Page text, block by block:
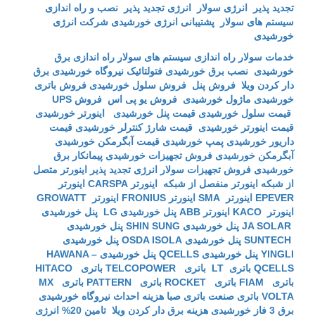
تجدید پذیر
انرژی سولار انرژی تجدید پذیر
نصب و راه اندازی
سیستم های سولار
پشتیبانی انرژی خورشیدی شرکت انرژی
خورشیدی
خدمات سولار راه اندازی سیستم های سولار راه اندازی برق
خورشیدی نصب برق خورشیدی فتولتائیک نیروگاه خورشیدی برق
دار کردن ویلا فروش پنل فروش سلول خورشیدی فروش باتری
خورشیدی ماژول خورشیدی فروش یو پی اس فروش UPS
قیمت سلول خورشیدی قیمت پنل خورشیدی
اینورتر خورشیدی
قیمت اینورتر خورشیدی قیمت شارژ کنترلر خورشیدی قیمت
داریور خورشیدی پمپ خورشیدی قیمت آبگرمکن خورشیدی
آبگرمکن خورشیدی فروش تجهیزات خورشیدی پیمانکار برق
خورشیدی فروش تجهیزات سولار انرژی تجدید پذیر
اینورتر متصل
از شبکه اینورتر منفصل از شبکه اینورتر CARSPA
اینورتر
EPEVER اینورتر SMA اینورتر FRONIUS
اینورتر GROWATT
اینورتر KACO
اینورتر ABB پنل خورشیدی LG
پنل خورشیدی
پنل خورشیدی SHIN SUNG
پنل خورشیدی
پنل خورشیدی OSDA ISOLA
پنل خورشیدی
YINGLI پنل خورشیدی QCELLS
پنل خورشیدی HAWANA –
QCELLS باتری LT باتری TELCOPOWER
باتری HITACO
باتری FIAM
باتری ROCKET باتری PATTERN
باتری MX
VOLTA باتری صنعت باتری صبا هزینه احداث نیروگاه خورشیدی
برق 3 فاز خورشیدی
هزینه برق دار کردن ویلا
تامین 20% انرژی